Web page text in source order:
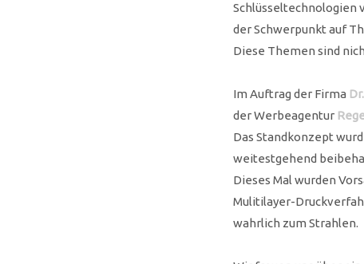
Schlüsseltechnologien
der Schwerpunkt auf
Diese Themen sind
Im Auftrag der Firma
der Werbeagentur
Das Standkonzept
weitestgehend
Dieses Mal wurden
Mulitilayer-
wahrlich zum Strahlen.